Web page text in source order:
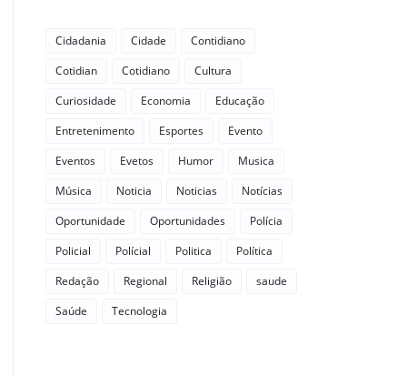
Cidadania Cidade
Contidiano
Cotidian
Cotidiano
Cultura
Curiosidade
Economia
Educação
Entretenimento
Esportes
Evento
Eventos
Evetos Humor
Musica
Música
Noticia Noticias
Notícias
Oportunidade
Oportunidades
Polícia
Policial
Polícial Politica
Política
Redação
Regional Religião
saude
Saúde
Tecnologia